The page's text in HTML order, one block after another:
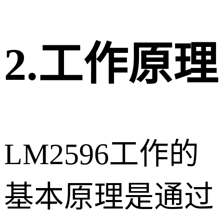
2.工作原理
LM2596工作的
基本原理是通过